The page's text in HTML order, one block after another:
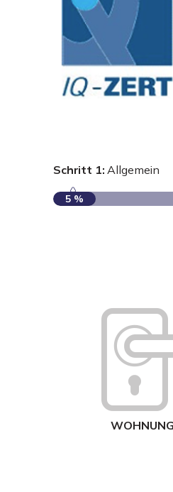
Schritt 1: Allgemein
5 %
WOHNUNG